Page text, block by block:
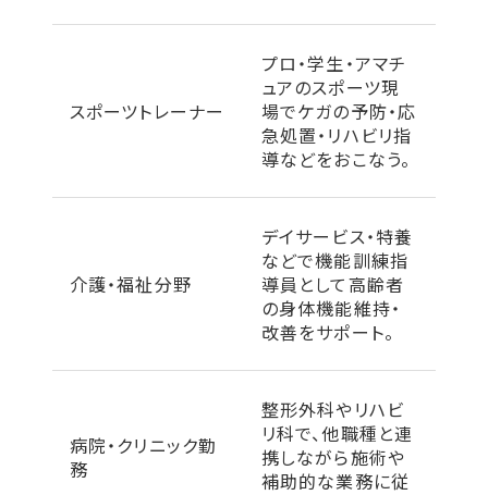
スポーツトレーナー
プロ・学生・アマチ
ュアのスポーツ現
場でケガの予防・応
急処置・リハビリ指
導などをおこなう。
介護・福祉分野
デイサービス・特養
などで機能訓練指
導員として高齢者
の身体機能維持・
改善をサポート。
病院・クリニック勤
務
整形外科やリハビ
リ科で、他職種と連
携しながら施術や
補助的な業務に従